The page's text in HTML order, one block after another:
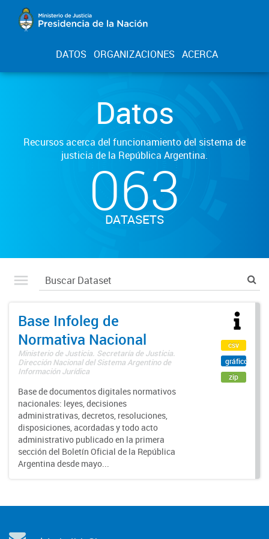
DATOS ORGANIZACIONES ACERCA
Datos
Recursos acerca del funcionamiento del sistema de
justicia de la República Argentina.
063
DATASETS
Base Infoleg de
Normativa Nacional
Ministerio de Justicia. Secretaría de Justicia.
Dirección Nacional del Sistema Argentino de
Información Jurídica
Base de documentos digitales normativos
nacionales: leyes, decisiones
administrativas, decretos, resoluciones,
disposiciones, acordadas y todo acto
administrativo publicado en la primera
sección del Boletín Oficial de la República
Argentina desde mayo...
csv
gráfico
zip